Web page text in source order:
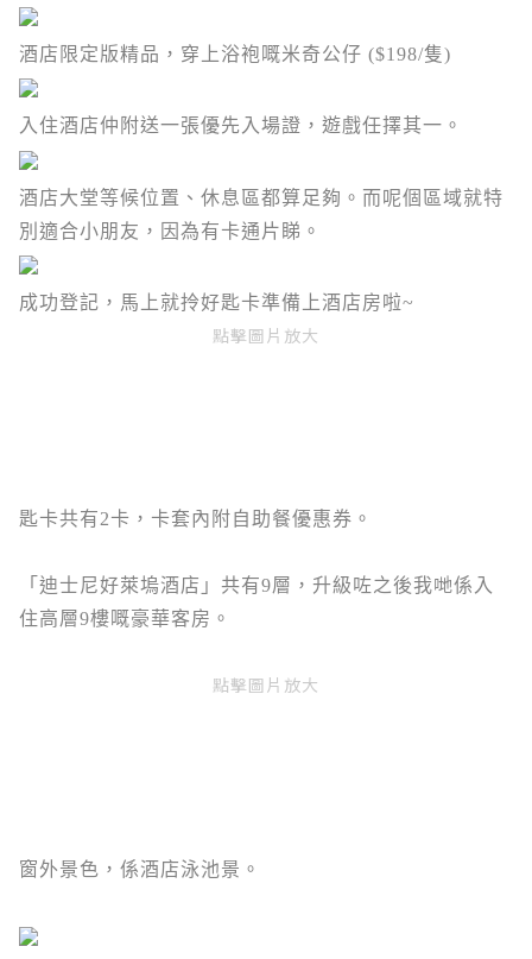
酒店限定版精品，穿上浴袍嘅米奇公仔 ($198/隻)
入住酒店仲附送一張優先入場證，遊戲任擇其一。
酒店大堂等候位置、休息區都算足夠。而呢個區域就特
別適合小朋友，因為有卡通片睇。
成功登記，馬上就拎好匙卡準備上酒店房啦~
點擊圖片放大
匙卡共有2卡，卡套內附自助餐優惠券。
「迪士尼好萊塢酒店」共有9層， 升級咗之後我哋係入
住高層9樓嘅豪華客房。
點擊圖片放大
窗外景色，係酒店泳池景。